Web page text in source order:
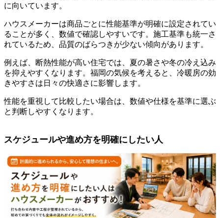
に向いています。
ハウスメーカーは商品ごとに性能基準が明確に設定されてい
ることが多く、数値で確認しやすいです。施工基準も統一さ
れているため、品質のばらつきが少ない傾向があります。
例えば、断熱性能が高い住宅では、夏の暑さや冬の冷え込み
を抑えやすくなります。福岡の気候を考えると、冷暖房の効
きやすさは日々の快適さに影響します。
性能を重視して比較したい場合は、数値や仕様を基準に選ぶ
と判断しやすくなります。
スケジュールや進め方を明確にしたい人